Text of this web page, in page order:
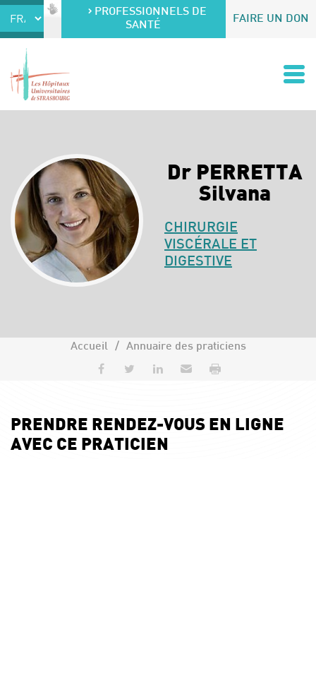
Accéder au contenu
Accéder au menuPROFESSIONNELS DE
SANTÉ
FAIRE UN DON
Dr PERRETTA
Silvana
CHIRURGIE
VISCÉRALE ET
DIGESTIVE
Accueil Annuaire des praticiens
Partager sur Facebook
Partager sur Twitter
Partager sur LinkedIn
Envoyer par e-mail
PRENDRE RENDEZ-VOUS EN LIGNE
AVEC CE PRATICIEN